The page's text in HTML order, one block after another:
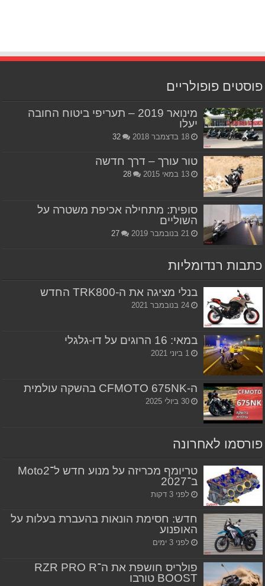
פוסטים פופולריים
מינואר 2019 – תעריפי ביטוח החובה
יעלו
18 בדצמבר 2018 32
טור עורך – דרך חדשה
13 במאי 2015 28
סופית: מתחילה אכיפת משטרה על
השוליים
21 בנובמבר 2019 27
כתבות רנדומליות
בנלי מציגה את ה-TRK800 החדש
24 בנובמבר 2021
במאי: 16 הרוגים על דו-גלגלי
1 ביוני 2021
ה-CFMOTO 675NK בהשקה עולמית
30 ביולי 2025
פורסמו לאחרונה
טריומף מכריזה על מנוע חדש ל־Moto2
ב־2027
לפני 3 דקות
חדש: חסימת הונאות בהעברת בעלות על
האופנוע
לפני 3 ימים
פולריס חושפת את ה־RZR PRO R
BOOST טורבו